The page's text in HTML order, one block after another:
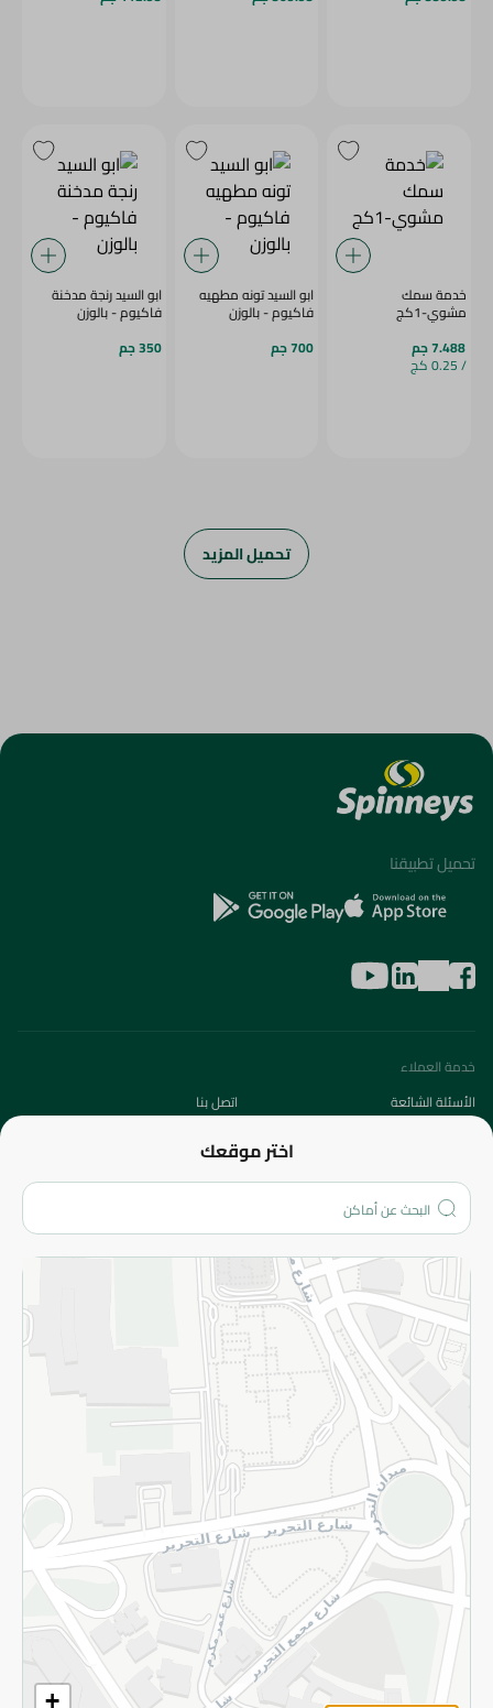
خدمة سمك
مشوي-1كج
7.488 جم
/ 0.25 كج
ابو السيد تونه مطهيه
فاكيوم - بالوزن
700 جم
ابو السيد رنجة مدخنة
فاكيوم - بالوزن
350 جم
تحميل المزيد
اختر موقعك
+
تحميل تطبيقنا
خدمة العملاء
الأسئلة الشائعة
اتصل بنا
من نحن؟
الفروع
المزيد
الاسترجاع
سياسة الاستخدام
سياسة الخصوصية
قم بالتسجيل للنشرة
©2026 - Spinneys | جميع الحقوق محفوظة